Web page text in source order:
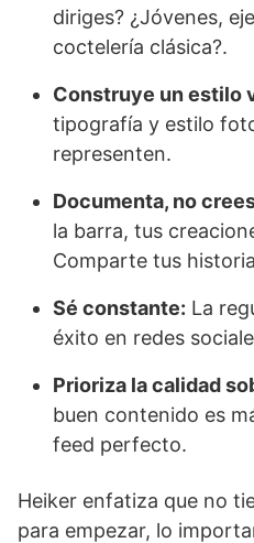
diriges? ¿Jóvenes,
coctelería clásica?.
Construye un estilo
tipografía y estilo
representen.
Documenta, no
la barra, tus
Comparte tus
Sé constante: La
éxito en redes
Prioriza la calidad
buen contenido es
feed perfecto.
Heiker enfatiza que no
para empezar, lo